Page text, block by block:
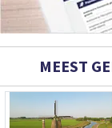
MEEST